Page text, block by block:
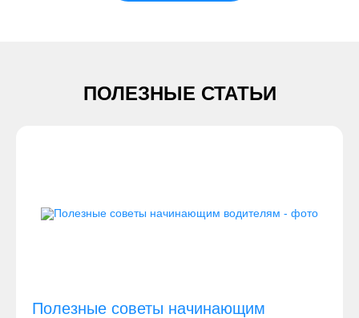
ПОЛЕЗНЫЕ СТАТЬИ
Полезные советы начинающим